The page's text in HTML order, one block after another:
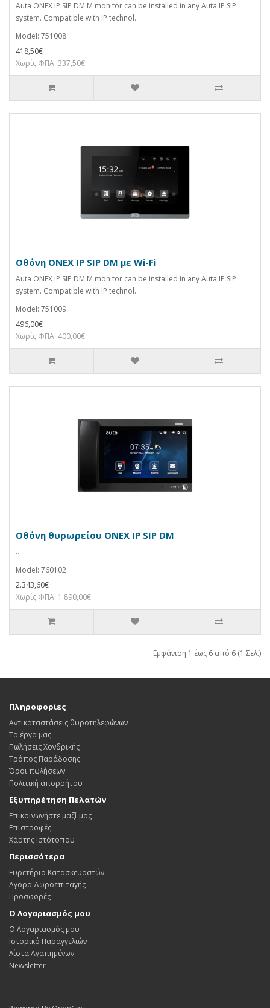
Auta ONEX IP SIP DM M monitor can be installed in any Auta IP SIP
system. Compatible with IP technol..
Model: 751008
418,50€
Χωρίς ΦΠΑ: 337,50€
Οθόνη ONEX IP SIP DM με Wi-Fi
Auta ONEX IP SIP DM M monitor can be installed in any Auta IP SIP
system. Compatible with IP technol..
Model: 751009
496,00€
Χωρίς ΦΠΑ: 400,00€
Οθόνη θυρωρείου ONEX IP SIP DM
..
Model: 760102
2.343,60€
Χωρίς ΦΠΑ: 1.890,00€
Εμφάνιση 1 έως 6 από 6 (1 Σελ.)
Πληροφορίες
Αντικαταστάσεις θυροτηλεφώνων
Τα έργα μας
Πωλήσεις Χονδρικής
Τρόπος Παράδοσης
Όροι πωλήσεων
Πολιτική απορρήτου
Εξυπηρέτηση Πελατών
Επικοινωνήστε μαζί μας
Επιστροφές
Χάρτης Ιστότοπου
Περισσότερα
Ευρετήριο Κατασκευαστών
Αγορά Δωροεπιταγής
Προσφορές
Ο Λογαριασμός μου
Ο Λογαριασμός μου
Ιστορικό Παραγγελιών
Λίστα Αγαπημένων
Newsletter